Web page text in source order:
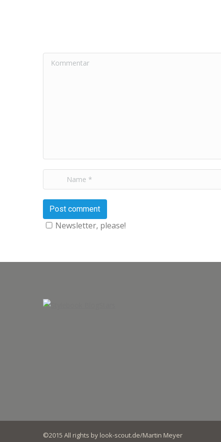
Kommentar
Name *
Post comment
Newsletter, please!
©2015 All rights by look-scout.de/Martin Meyer